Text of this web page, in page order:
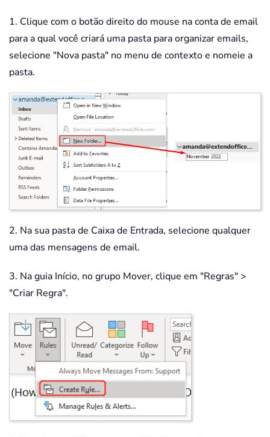
1. Clique com o botão direito do mouse na conta de email
para a qual você criará uma pasta para organizar emails,
selecione "Nova pasta" no menu de contexto e nomeie a
pasta.
2. Na sua pasta de Caixa de Entrada, selecione qualquer
uma das mensagens de email.
3. Na guia Início, no grupo Mover, clique em "Regras" >
"Criar Regra".